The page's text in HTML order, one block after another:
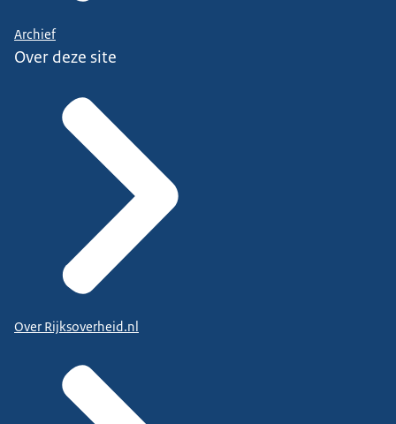
Archief
Over deze site
Over Rijksoverheid.nl